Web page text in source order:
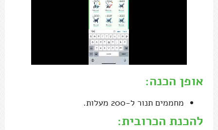
אופן הכנה:
מחממים תנור ל-200 מעלות.
להכנת הכרובית: